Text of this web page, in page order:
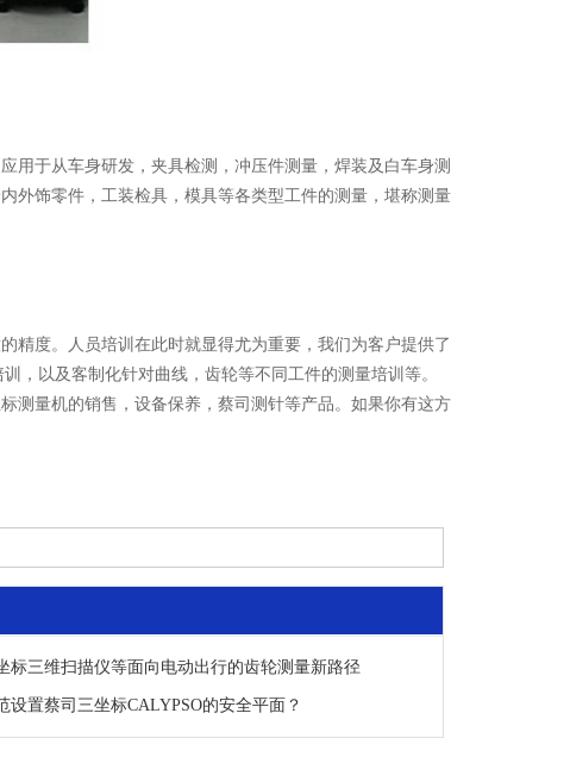
于从车身研发，夹具检测，冲压件测量，焊装及白车身测
外饰零件，工装检具，模具等各类型工件的测量，堪称测量
度。人员培训在此时就显得尤为重要，我们为客户提供了
，以及客制化针对曲线，齿轮等不同工件的测量培训等。
测量机的销售，设备保养，蔡司测针等产品。如果你有这方
标三维扫描仪等面向电动出行的齿轮测量新路径
设置蔡司三坐标CALYPSO的安全平面？